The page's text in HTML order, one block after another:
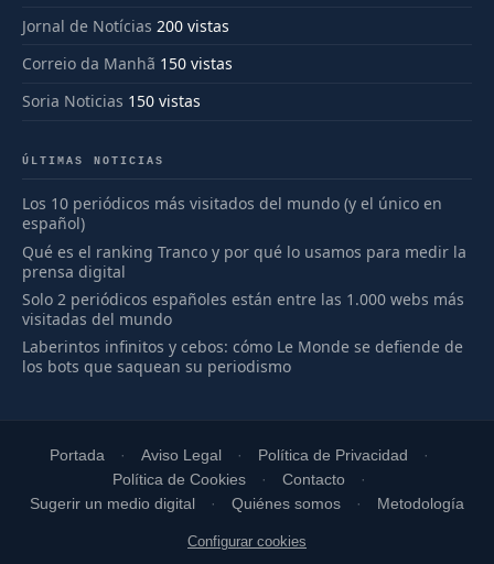
Jornal de Notícias 200 vistas
Correio da Manhã 150 vistas
Soria Noticias 150 vistas
ÚLTIMAS NOTICIAS
Los 10 periódicos más visitados del mundo (y el único en
español)
Qué es el ranking Tranco y por qué lo usamos para medir la
prensa digital
Solo 2 periódicos españoles están entre las 1.000 webs más
visitadas del mundo
Laberintos infinitos y cebos: cómo Le Monde se defiende de
los bots que saquean su periodismo
Portada Aviso Legal
Política de Privacidad
Política de Cookies
Contacto
Sugerir un medio digital
Quiénes somos Metodología
Configurar cookies